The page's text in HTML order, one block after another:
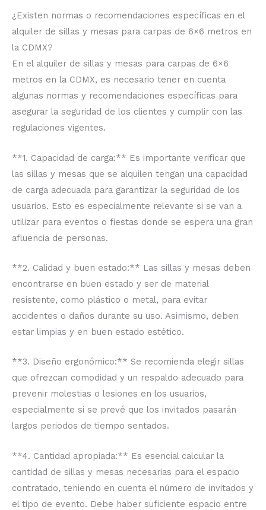
¿Existen normas o recomendaciones específicas en el
alquiler de sillas y mesas para carpas de 6×6 metros en
la CDMX?
En el alquiler de sillas y mesas para carpas de 6×6
metros en la CDMX, es necesario tener en cuenta
algunas normas y recomendaciones específicas para
asegurar la seguridad de los clientes y cumplir con las
regulaciones vigentes.
**1. Capacidad de carga:** Es importante verificar que
las sillas y mesas que se alquilen tengan una capacidad
de carga adecuada para garantizar la seguridad de los
usuarios. Esto es especialmente relevante si se van a
utilizar para eventos o fiestas donde se espera una gran
afluencia de personas.
**2. Calidad y buen estado:** Las sillas y mesas deben
encontrarse en buen estado y ser de material
resistente, como plástico o metal, para evitar
accidentes o daños durante su uso. Asimismo, deben
estar limpias y en buen estado estético.
**3. Diseño ergonómico:** Se recomienda elegir sillas
que ofrezcan comodidad y un respaldo adecuado para
prevenir molestias o lesiones en los usuarios,
especialmente si se prevé que los invitados pasarán
largos periodos de tiempo sentados.
**4. Cantidad apropiada:** Es esencial calcular la
cantidad de sillas y mesas necesarias para el espacio
contratado, teniendo en cuenta el número de invitados y
el tipo de evento. Debe haber suficiente espacio entre